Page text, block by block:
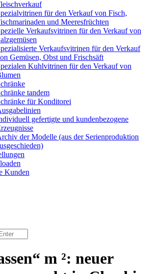
für den Verkauf von Fisch,
und Meeresfrüchten
Verkaufsvitrinen für den Verkauf von
Verkaufsvitrinen für den Verkauf
Gemüsen, Obst und Frischsäft
Kuhlvitrinen für den Verkauf von
tandem
für Konditorei
gefertigte und kundenbezogene
der Modelle (aus der Serienproduktion
Kunden
m ²: neuer